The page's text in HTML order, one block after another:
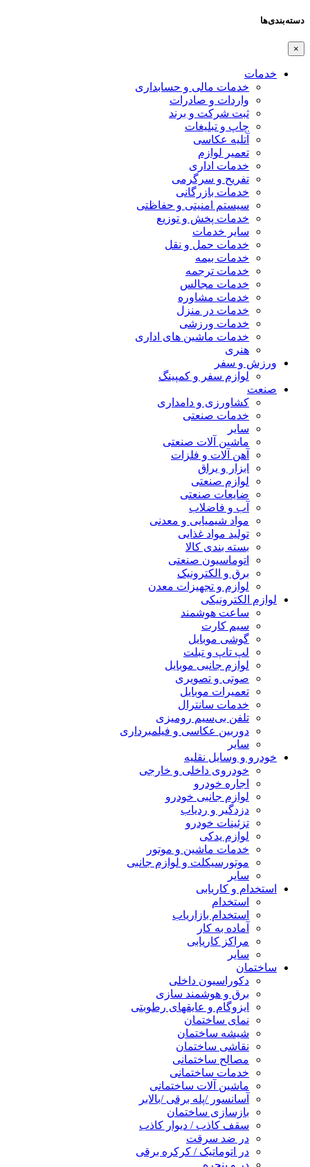
دسته‌بندی‌ها
×
خدمات
خدمات مالی و حسابداری
واردات و صادرات
ثبت شرکت و برند
چاپ و تبلیغات
آتلیه عکاسی
تعمیر لوازم
خدمات اداری
تفریح و سرگرمی
خدمات بازرگانی
سیستم امنیتی و حفاظتی
خدمات پخش و توزیع
سایر خدمات
خدمات حمل و نقل
خدمات بیمه
خدمات ترجمه
خدمات مجالس
خدمات مشاوره
خدمات در منزل
خدمات ورزشی
خدمات ماشین های اداری
هنری
ورزش و سفر
لوازم سفر و کمپینگ
صنعت
کشاورزی و دامداری
خدمات صنعتی
سایر
ماشین آلات صنعتی
آهن آلات و فلزات
ابزار و یراق
لوازم صنعتی
ضایعات صنعتی
آب و فاضلاب
مواد شیمیایی و معدنی
تولید مواد غذایی
بسته بندی کالا
اتوماسیون صنعتی
برق و الکترونیک
لوازم و تجهیزات معدن
لوازم الکترونیکی
ساعت هوشمند
سیم کارت
گوشی موبایل
لپ تاپ و تبلت
لوازم جانبی موبایل
صوتی و تصویری
تعمیرات موبایل
خدمات سانترال
تلفن بی‌سیم رومیزی
دوربین عکاسی و فیلمبرداری
سایر
خودرو و وسایل نقلیه
خودروی داخلی و خارجی
اجاره خودرو
لوازم جانبی خودرو
دزدگیر و ردیاب
تزئینات خودرو
لوازم یدکی
خدمات ماشین و موتور
موتورسیکلت و لوازم جانبی
سایر
استخدام و کاریابی
استخدام
استخدام بازاریاب
آماده به کار
مراکز کاریابی
سایر
ساختمان
دکوراسیون داخلی
برق و هوشمند سازی
ایزوگام و عایقهای رطوبتی
نمای ساختمان
شیشه ساختمان
نقاشی ساختمان
مصالح ساختمانی
خدمات ساختمانی
ماشین آلات ساختمانی
آسانسور /پله برقی /بالابر
بازسازی ساختمان
سقف کاذب / دیوار کاذب
در ضد سرقت
در اتوماتیک / کرکره برقی